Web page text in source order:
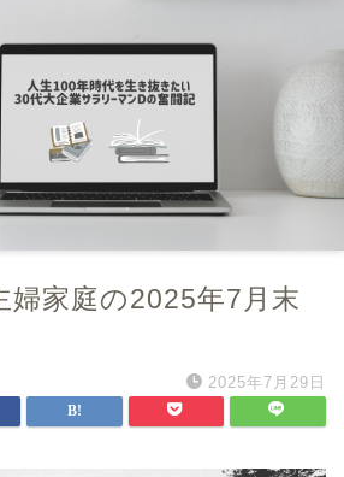
婦家庭の2025年7月末
2025年7月29日